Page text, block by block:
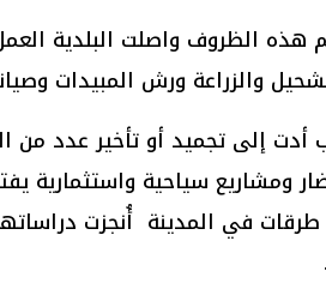
والزراعة ورش المبيدات
أدت إلى تجميد أو تأخير عدد من
ومشاريع سياحية
في المدينة أُنجزت دراساتها